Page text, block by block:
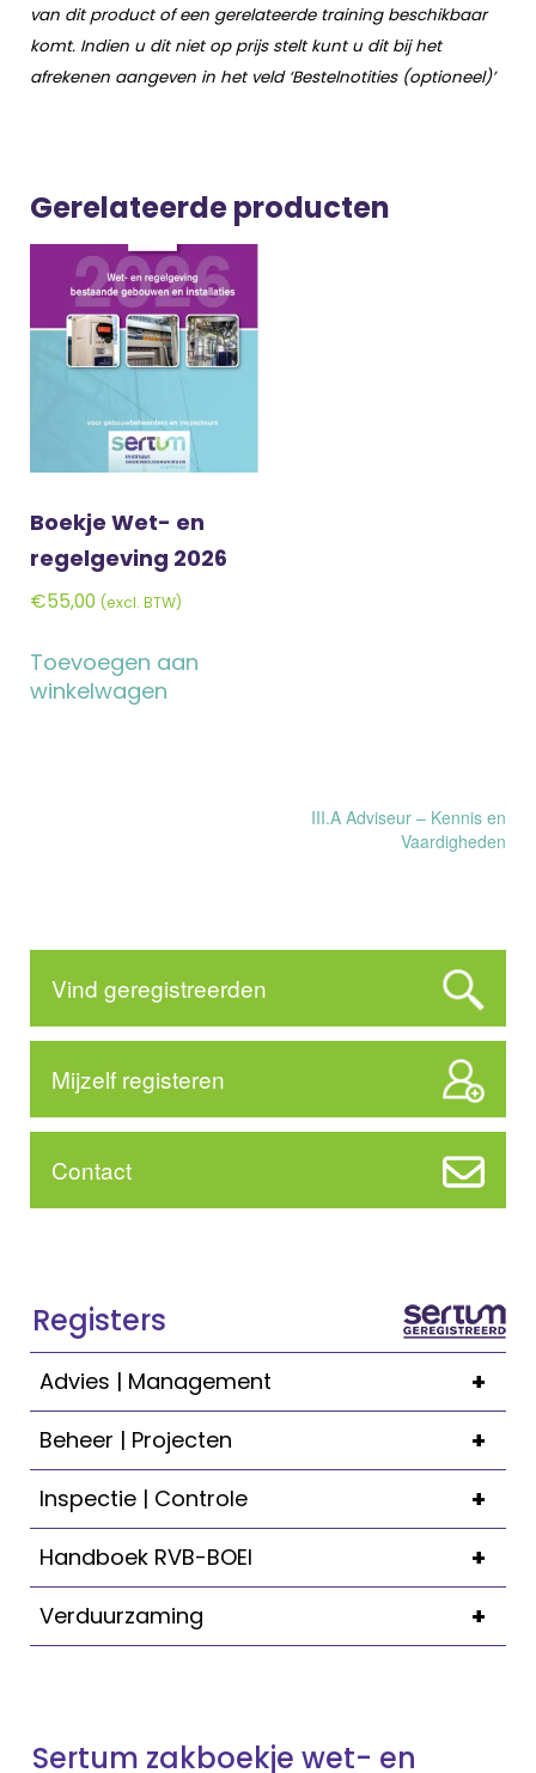
van dit product of een gerelateerde training beschikbaar
komt. Indien u dit niet op prijs stelt kunt u dit bij het
afrekenen aangeven in het veld ‘Bestelnotities (optioneel)’
Gerelateerde producten
Boekje Wet- en
regelgeving 2026
€55,00 (excl. BTW)
Toevoegen aan
winkelwagen
III.A Adviseur – Kennis en
Vaardigheden
Vind geregistreerden
Mijzelf registeren
Contact
Registers
+
Advies | Management
+
Beheer | Projecten
+
Inspectie | Controle
+
Handboek RVB-BOEI
+
Verduurzaming
Sertum zakboekje wet- en